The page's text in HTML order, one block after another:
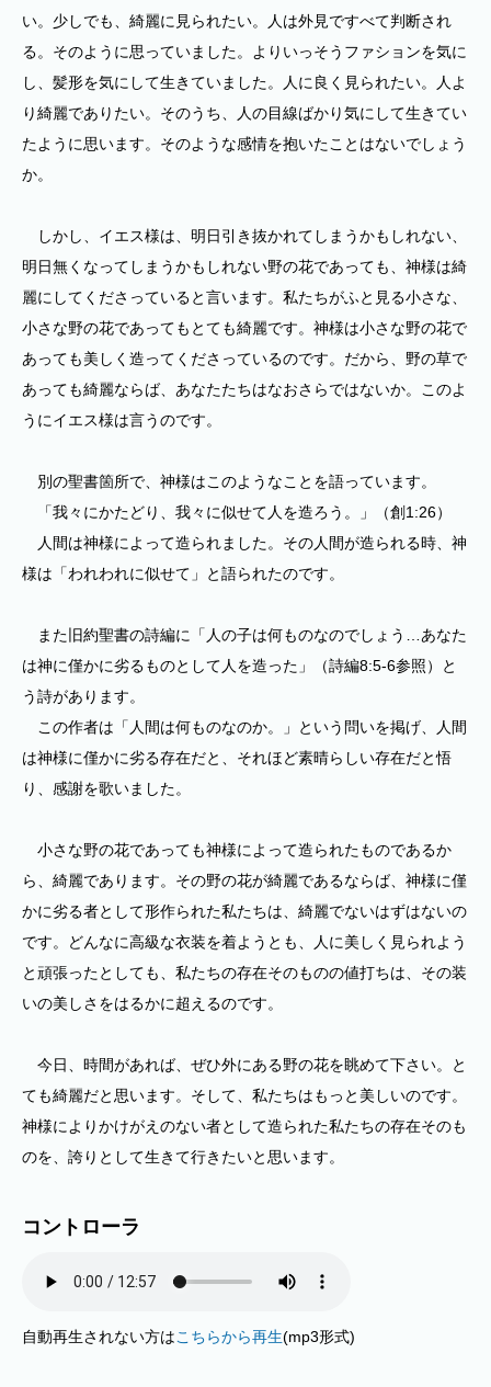
い。少しでも、綺麗に見られたい。人は外見ですべて判断され
る。そのように思っていました。よりいっそうファションを気に
し、髪形を気にして生きていました。人に良く見られたい。人よ
り綺麗でありたい。そのうち、人の目線ばかり気にして生きてい
たように思います。そのような感情を抱いたことはないでしょう
か。
しかし、イエス様は、明日引き抜かれてしまうかもしれない、
明日無くなってしまうかもしれない野の花であっても、神様は綺
麗にしてくださっていると言います。私たちがふと見る小さな、
小さな野の花であってもとても綺麗です。神様は小さな野の花で
あっても美しく造ってくださっているのです。だから、野の草で
あっても綺麗ならば、あなたたちはなおさらではないか。このよ
うにイエス様は言うのです。
別の聖書箇所で、神様はこのようなことを語っています。
「我々にかたどり、我々に似せて人を造ろう。」（創1:26）
人間は神様によって造られました。その人間が造られる時、神
様は「われわれに似せて」と語られたのです。
また旧約聖書の詩編に「人の子は何ものなのでしょう…あなた
は神に僅かに劣るものとして人を造った」（詩編8:5-6参照）と
う詩があります。
この作者は「人間は何ものなのか。」という問いを掲げ、人間
は神様に僅かに劣る存在だと、それほど素晴らしい存在だと悟
り、感謝を歌いました。
小さな野の花であっても神様によって造られたものであるか
ら、綺麗であります。その野の花が綺麗であるならば、神様に僅
かに劣る者として形作られた私たちは、綺麗でないはずはないの
です。どんなに高級な衣装を着ようとも、人に美しく見られよう
と頑張ったとしても、私たちの存在そのものの値打ちは、その装
いの美しさをはるかに超えるのです。
今日、時間があれば、ぜひ外にある野の花を眺めて下さい。と
ても綺麗だと思います。そして、私たちはもっと美しいのです。
神様によりかけがえのない者として造られた私たちの存在そのも
のを、誇りとして生きて行きたいと思います。
コントローラ
自動再生されない方はこちらから再生(mp3形式)